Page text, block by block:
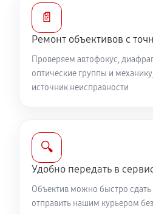
Ремонт электроники
f/4-5.6 III
810 руб
Ремонт передней линзы
720 руб 60
Ремонт механических узлов
📄
Ремонт объективов с
Проверяем автофокус,
оптические группы и
источник неисправности
🔍
Удобно передать в
Объектив можно быстро сдать
отправить нашим курьером